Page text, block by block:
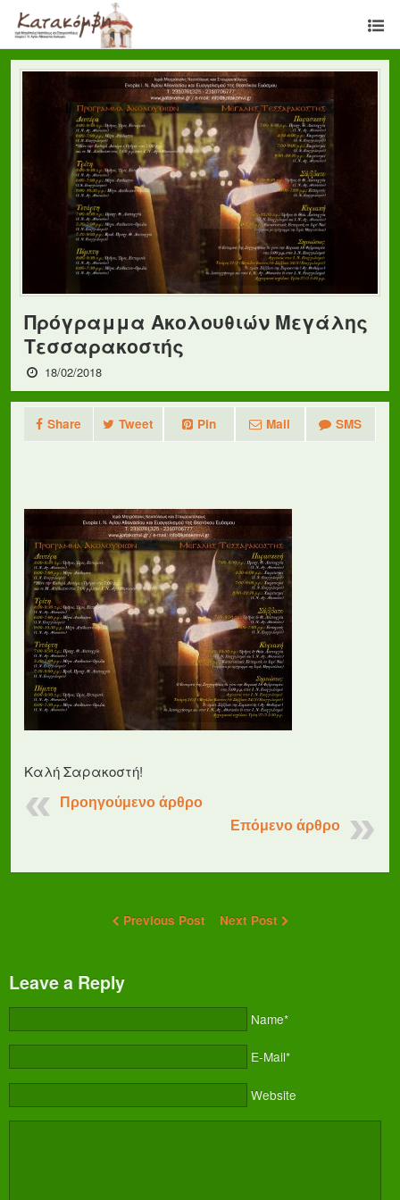
Πρόγραμμα Ακολουθιών Μεγάλης
Τεσσαρακοστής
18/02/2018
Share Tweet Pin Mail SMS
Καλή Σαρακοστή!
Προηγούμενο άρθρο
Επόμενο άρθρο
Previous Post Next Post
Leave a Reply
Name*
E-Mail*
Website